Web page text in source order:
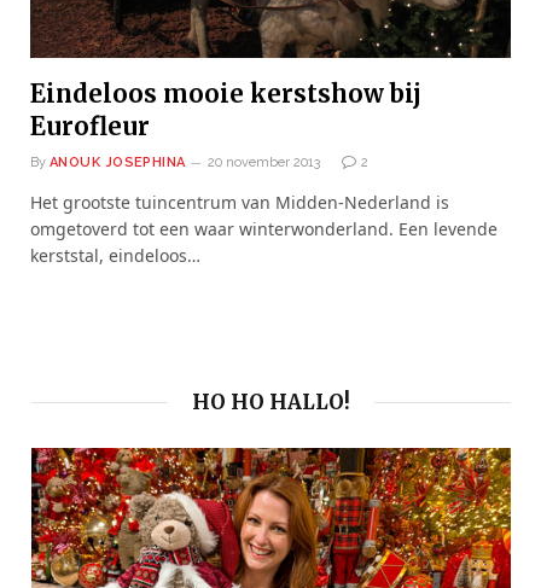
Eindeloos mooie kerstshow bij
Eurofleur
By ANOUK JOSEPHINA 20 november 2013 2
Het grootste tuincentrum van Midden-Nederland is
omgetoverd tot een waar winterwonderland. Een levende
kerststal, eindeloos…
HO HO HALLO!